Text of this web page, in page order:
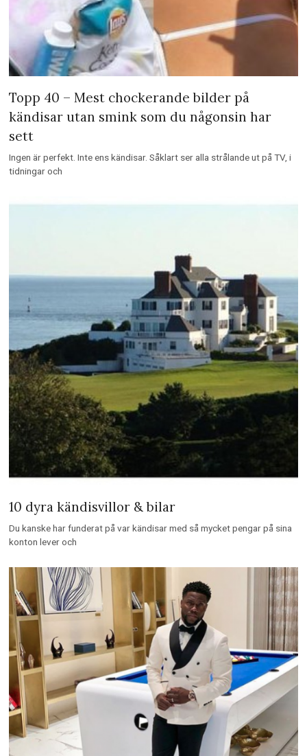
Topp 40 – Mest chockerande bilder på
kändisar utan smink som du någonsin har
sett
Ingen är perfekt. Inte ens kändisar. Såklart ser alla strålande ut på TV, i
tidningar och
10 dyra kändisvillor & bilar
Du kanske har funderat på var kändisar med så mycket pengar på sina
konton lever och